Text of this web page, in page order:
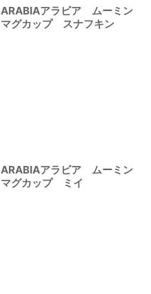
ARABIAアラビア ムーミン
マグカップ スナフキン
ARABIAアラビア ムーミン
マグカップ ミイ